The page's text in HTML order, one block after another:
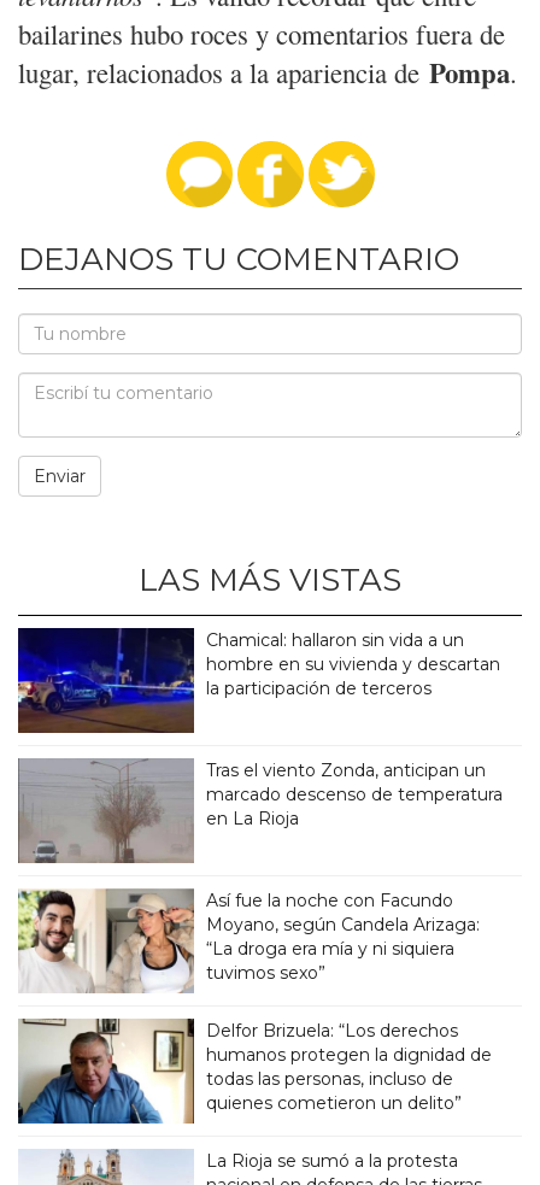
bailarines hubo roces y comentarios fuera de
lugar, relacionados a la apariencia de Pompa.
DEJANOS TU COMENTARIO
LAS MÁS VISTAS
Chamical: hallaron sin vida a un
hombre en su vivienda y descartan
la participación de terceros
Tras el viento Zonda, anticipan un
marcado descenso de temperatura
en La Rioja
Así fue la noche con Facundo
Moyano, según Candela Arizaga:
“La droga era mía y ni siquiera
tuvimos sexo”
Delfor Brizuela: “Los derechos
humanos protegen la dignidad de
todas las personas, incluso de
quienes cometieron un delito”
La Rioja se sumó a la protesta